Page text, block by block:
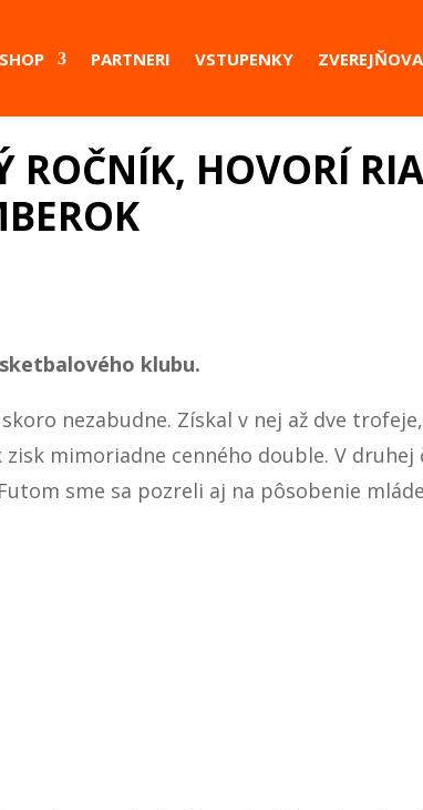
PARTNERI VSTUPENKY
ROČNÍK, HOVORÍ
klubu.
nezabudne. Získal v nej až dve
mimoriadne cenného double. V druhej
sme sa pozreli aj na pôsobenie